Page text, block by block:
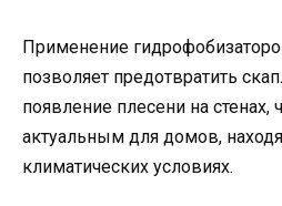
Применение
позволяет предотвратить
появление плесени на стенах,
актуальным для домов,
климатических условиях.